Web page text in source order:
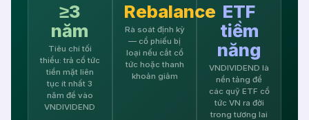
≥3
năm
Tiêu chí tối
thiểu: trả cổ tức
tiền mặt liên
tục ít nhất 3
năm để vào
VNDIVIDEND
Rebalance
Rà soát định kỳ
— cổ phiếu bị
loại nếu cắt cổ
tức hoặc thanh
khoản giảm
ETF
tiềm
năng
VNDIVIDEND là
nền tảng để
các quỹ ETF cổ
tức VN ra đời
trong tương lai